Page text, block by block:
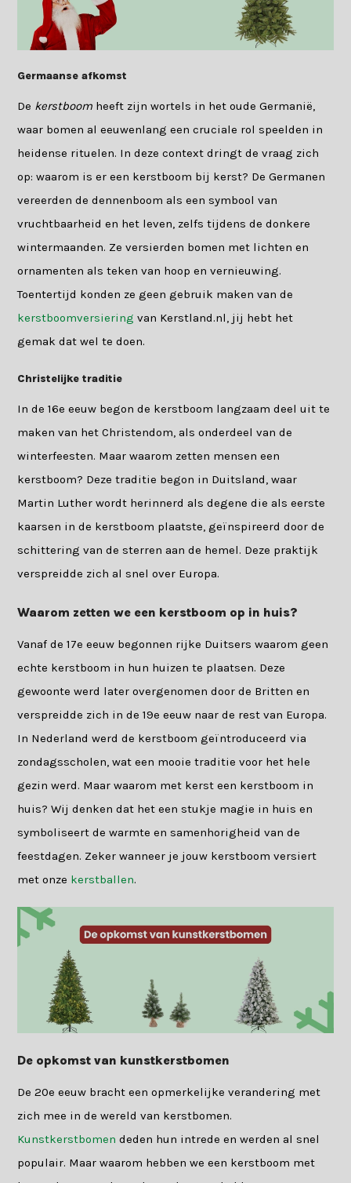
Germaanse afkomst
De kerstboom heeft zijn wortels in het oude Germanië,
waar bomen al eeuwenlang een cruciale rol speelden in
heidense rituelen. In deze context dringt de vraag zich
op: waarom is er een kerstboom bij kerst? De Germanen
vereerden de dennenboom als een symbool van
vruchtbaarheid en het leven, zelfs tijdens de donkere
wintermaanden. Ze versierden bomen met lichten en
ornamenten als teken van hoop en vernieuwing.
Toentertijd konden ze geen gebruik maken van de
kerstboomversiering van Kerstland.nl, jij hebt het
gemak dat wel te doen.
Christelijke traditie
In de 16e eeuw begon de kerstboom langzaam deel uit te
maken van het Christendom, als onderdeel van de
winterfeesten. Maar waarom zetten mensen een
kerstboom? Deze traditie begon in Duitsland, waar
Martin Luther wordt herinnerd als degene die als eerste
kaarsen in de kerstboom plaatste, geïnspireerd door de
schittering van de sterren aan de hemel. Deze praktijk
verspreidde zich al snel over Europa.
Waarom zetten we een kerstboom op in huis?
Vanaf de 17e eeuw begonnen rijke Duitsers waarom geen
echte kerstboom in hun huizen te plaatsen. Deze
gewoonte werd later overgenomen door de Britten en
verspreidde zich in de 19e eeuw naar de rest van Europa.
In Nederland werd de kerstboom geïntroduceerd via
zondagsscholen, wat een mooie traditie voor het hele
gezin werd. Maar waarom met kerst een kerstboom in
huis? Wij denken dat het een stukje magie in huis en
symboliseert de warmte en samenhorigheid van de
feestdagen. Zeker wanneer je jouw kerstboom versiert
met onze kerstballen.
De opkomst van kunstkerstbomen
De 20e eeuw bracht een opmerkelijke verandering met
zich mee in de wereld van kerstbomen.
Kunstkerstbomen deden hun intrede en werden al snel
populair. Maar waarom hebben we een kerstboom met